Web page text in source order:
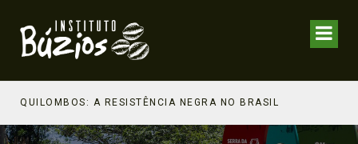
QUILOMBOS: A RESISTÊNCIA NEGRA NO BRASIL